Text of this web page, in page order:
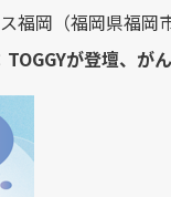
福岡（福岡県福岡
が登壇、がん